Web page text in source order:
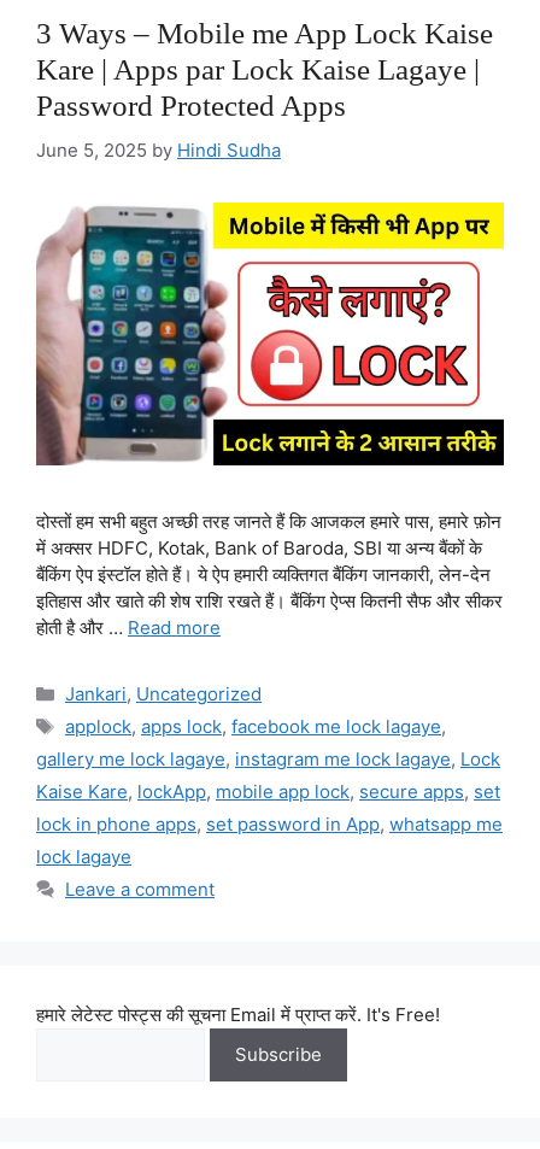
3 Ways – Mobile me App Lock Kaise
Kare | Apps par Lock Kaise Lagaye |
Password Protected Apps
June 5, 2025 by Hindi Sudha
दोस्तों हम सभी बहुत अच्छी तरह जानते हैं कि आजकल हमारे पास, हमारे फ़ोन
में अक्सर HDFC, Kotak, Bank of Baroda, SBI या अन्य बैंकों के
बैंकिंग ऐप इंस्टॉल होते हैं। ये ऐप हमारी व्यक्तिगत बैंकिंग जानकारी, लेन-देन
इतिहास और खाते की शेष राशि रखते हैं। बैंकिंग ऐप्स कितनी सैफ और सीकर
होती है और … Read more
Categories
Jankari, Uncategorized
Tags
applock, apps lock, facebook me lock lagaye,
gallery me lock lagaye, instagram me lock lagaye, Lock
Kaise Kare, lockApp, mobile app lock, secure apps, set
lock in phone apps, set password in App, whatsapp me
lock lagaye
Leave a comment
हमारे लेटेस्ट पोस्ट्स की सूचना Email में प्राप्त करें. It's Free!